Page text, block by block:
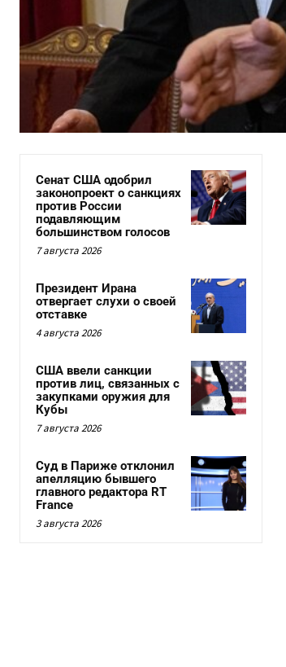
Сенат США одобрил
законопроект о санкциях
против России
подавляющим
большинством голосов
7 августа 2026
Президент Ирана
отвергает слухи о своей
отставке
4 августа 2026
США ввели санкции
против лиц, связанных с
закупками оружия для
Кубы
7 августа 2026
Суд в Париже отклонил
апелляцию бывшего
главного редактора RT
France
3 августа 2026